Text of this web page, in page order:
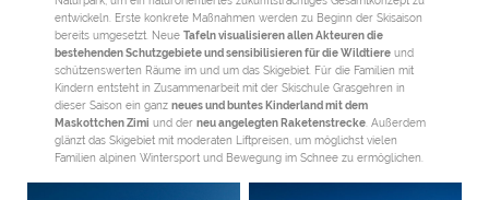
entwickeln. Erste konkrete Maßnahmen werden zu Beginn der Skisaison
bereits umgesetzt. Neue Tafeln visualisieren allen Akteuren die
bestehenden Schutzgebiete und sensibilisieren für die Wildtiere und
schützenswerten Räume im und um das Skigebiet. Für die Familien mit
Kindern entsteht in Zusammenarbeit mit der Skischule Grasgehren in
dieser Saison ein ganz neues und buntes Kinderland mit dem
Maskottchen Zimi und der neu angelegten Raketenstrecke. Außerdem
glänzt das Skigebiet mit moderaten Liftpreisen, um möglichst vielen
Familien alpinen Wintersport und Bewegung im Schnee zu ermöglichen.